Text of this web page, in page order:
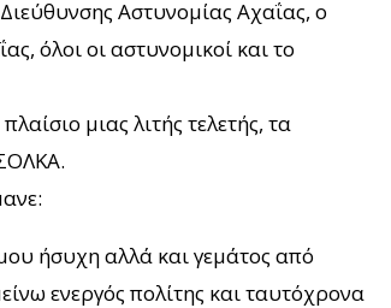
Αστυνομίας Αχαΐας, ο
όλοι οι αστυνομικοί και το
μιας λιτής τελετής, τα
ήσυχη αλλά και γεμάτος από
ενεργός πολίτης και ταυτόχρονα